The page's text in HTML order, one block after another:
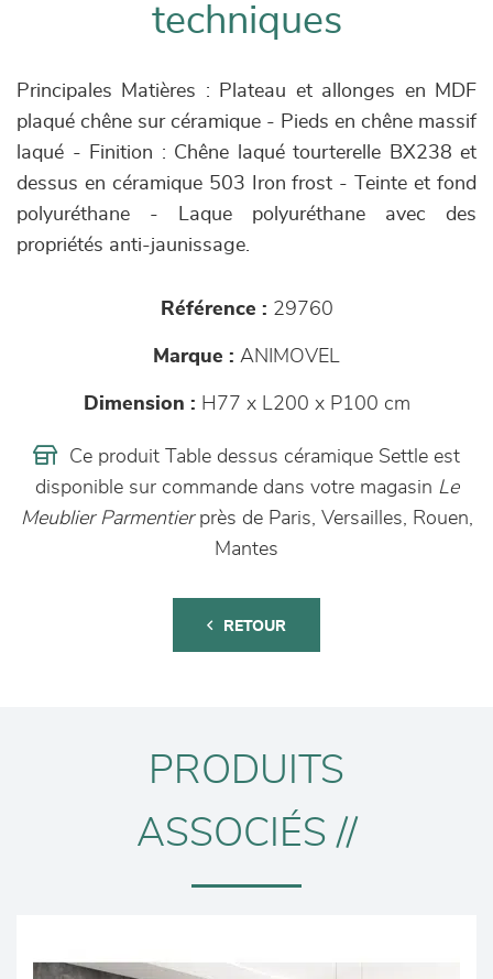
techniques
Principales Matières : Plateau et allonges en MDF
plaqué chêne sur céramique - Pieds en chêne massif
laqué - Finition : Chêne laqué tourterelle BX238 et
dessus en céramique 503 Iron frost - Teinte et fond
polyuréthane - Laque polyuréthane avec des
propriétés anti-jaunissage.
Référence : 29760
Marque : ANIMOVEL
Dimension : H77 x L200 x P100 cm
Ce produit Table dessus céramique Settle est
disponible sur commande dans votre magasin Le
Meublier Parmentierprès de Paris, Versailles, Rouen,
Mantes
RETOUR
PRODUITS
ASSOCIÉS //